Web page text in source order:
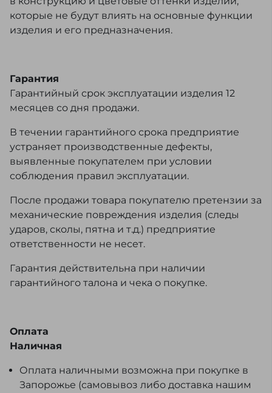
которые не будут влиять на основные функции
изделия и его предназначения.
Гарантия
Гарантийный срок эксплуатации изделия 12
месяцев со дня продажи.
В течении гарантийного срока предприятие
устраняет производственные дефекты,
выявленные покупателем при условии
соблюдения правил эксплуатации.
После продажи товара покупателю претензии за
механические повреждения изделия (следы
ударов, сколы, пятна и т.д.) предприятие
ответственности не несет.
Гарантия действительна при наличии
гарантийного талона и чека о покупке.
Оплата
Наличная
Оплата наличными возможна при покупке в
Запорожье (самовывоз либо доставка нашим